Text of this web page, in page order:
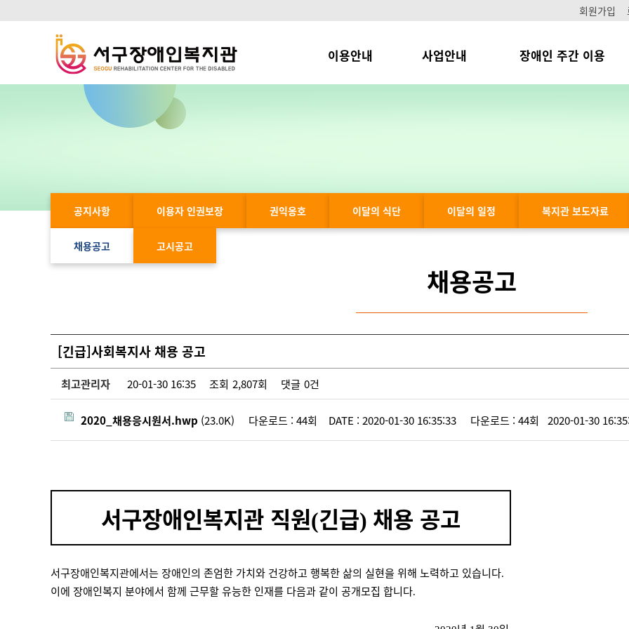
회원가입
이용안내 사업안내 장애인 주간 이용
공지사항 이용자 인권보장 권익옹호 이달의 식단 이달의 일정 복지관 보도자료
채용공고 고시공고
채용공고
[긴급]사회복지사 채용 공고
최고관리자 20-01-30 16:35 조회 2,807회 댓글 0건
2020_채용응시원서.hwp (23.0K) 다운로드 : 44회 DATE : 2020-01-30 16:35:33 다운로드 : 44회 2020-01-30
서구장애인복지관 직원(긴급) 채용 공고
서구장애인복지관에서는 장애인의 존엄한 가치와 건강하고 행복한 삶의 실현을 위해 노력하고 있습니다.
이에 장애인복지 분야에서 함께 근무할 유능한 인재를 다음과 같이 공개모집 합니다.